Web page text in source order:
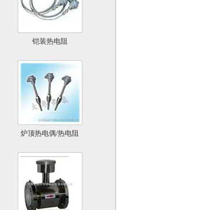
铠装热电阻
炉顶热电偶/热电阻